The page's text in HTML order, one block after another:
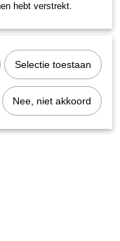
hebt verstrekt.
Selectie toestaan
Nee, niet akkoord